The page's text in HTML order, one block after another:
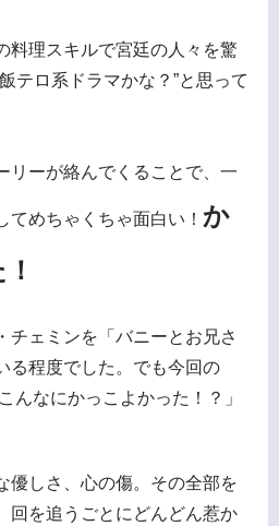
料理スキルで宮廷の人々を驚
テロ系ドラマかな？”と思って
リーが絡んでくることで、一
めちゃくちゃ面白い！ か
チェミンを「バニーとお兄さ
る程度でした。でも今回の
んなにかっこよかった！？」
優しさ、心の傷。その全部を
回を追うごとにどんどん惹か